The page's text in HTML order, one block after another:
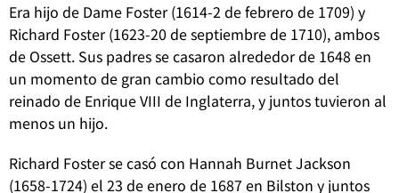
Era hijo de Dame Foster (1614-2 de febrero de 1709) y
Richard Foster (1623-20 de septiembre de 1710), ambos
de Ossett. Sus padres se casaron alrededor de 1648 en
un momento de gran cambio como resultado del
reinado de Enrique VIII de Inglaterra, y juntos tuvieron al
menos un hijo.
Richard Foster se casó con Hannah Burnet Jackson
(1658-1724) el 23 de enero de 1687 en Bilston y juntos